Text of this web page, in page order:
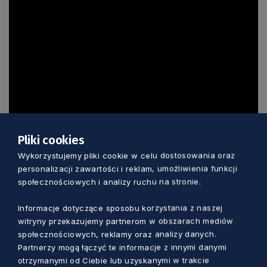
Pliki cookies
Wykorzystujemy pliki cookie w celu dostosowania oraz
personalizacji zawartości i reklam, umożliwienia funkcji
społecznościowych i analizy ruchu na stronie.
Informacje dotyczące sposobu korzystania z naszej
witryny przekazujemy partnerom w obszarach mediów
społecznościowych, reklamy oraz analizy danych.
Partnerzy mogą łączyć te informacje z innymi danymi
otrzymanymi od Ciebie lub uzyskanymi w trakcie